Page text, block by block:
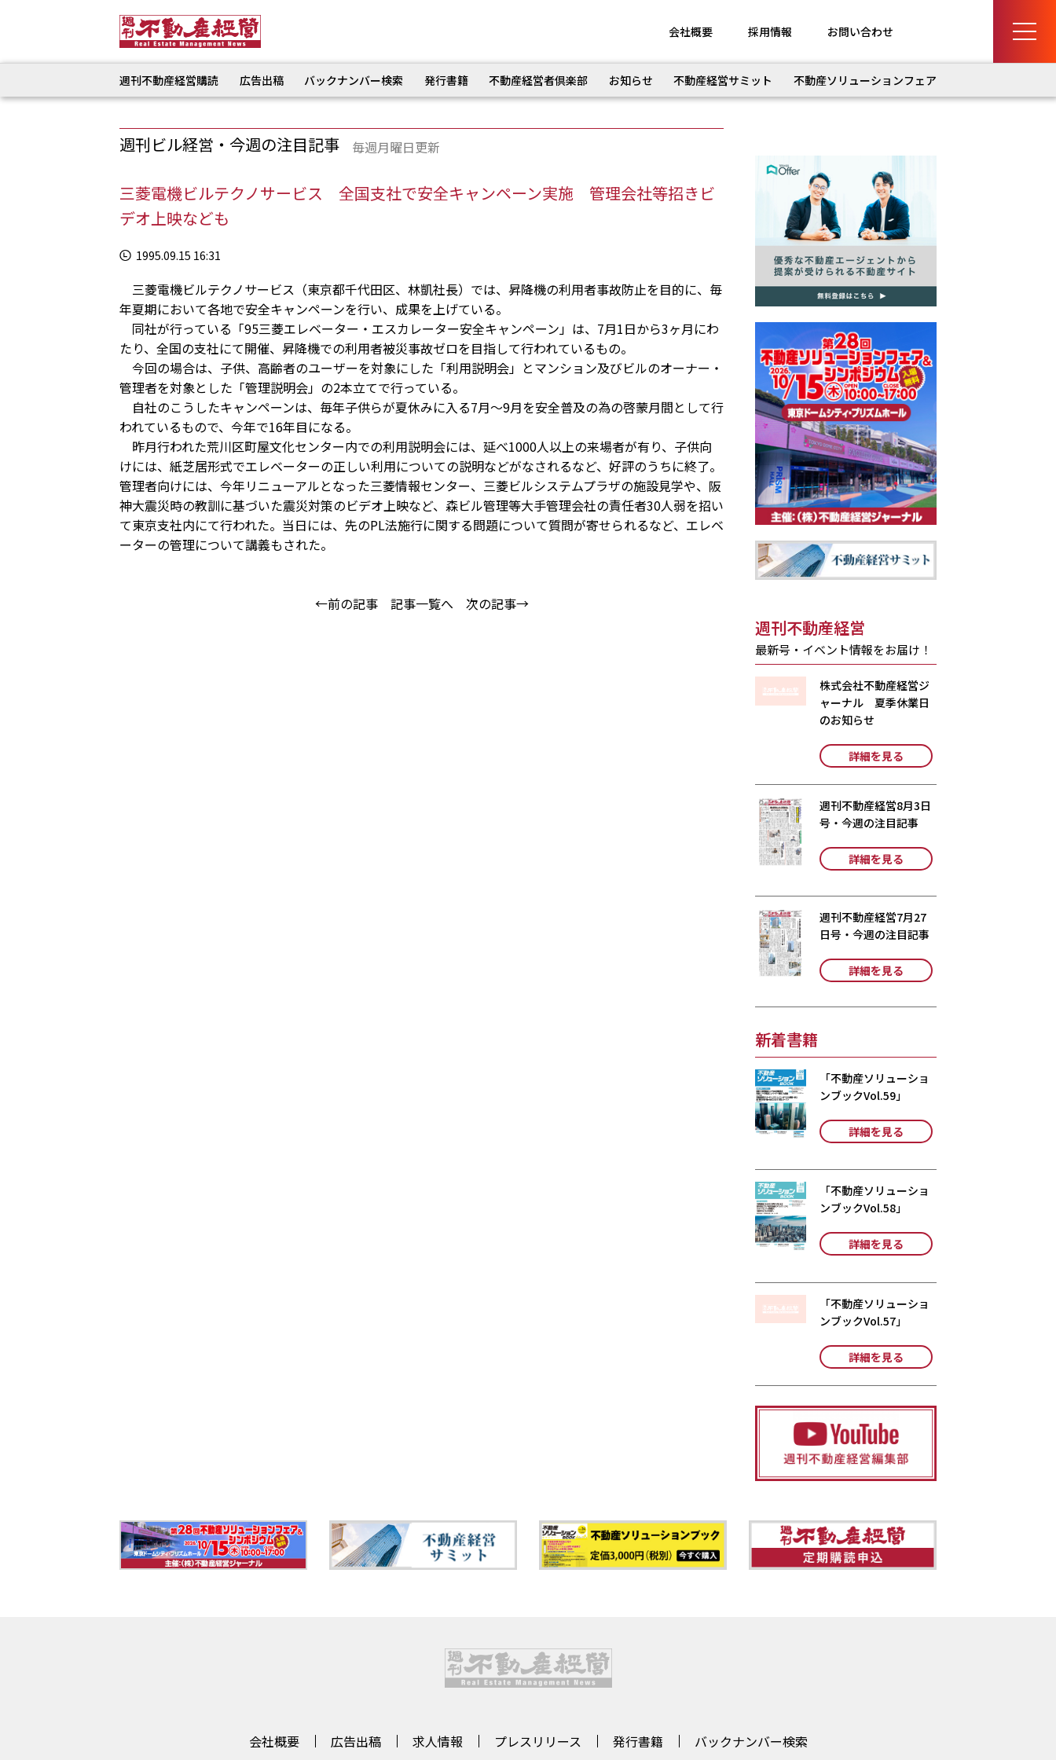
会社概要 採用情報 お問い合わせ
週刊不動産経営購読 広告出稿 バックナンバー検索 発行書籍 不動産経営者倶楽部 お知らせ 不動産経営サミット 不動産ソリューションフェア
週刊ビル経営・今週の注目記事 毎週月曜日更新
三菱電機ビルテクノサービス 全国支社で安全キャンペーン実施 管理会社等招きビ
デオ上映なども
1995.09.15 16:31
三菱電機ビルテクノサービス（東京都千代田区、林凱社長）では、昇降機の利用者事故防止を目的に、毎
年夏期において各地で安全キャンペーンを行い、成果を上げている。
同社が行っている「95三菱エレベーター・エスカレーター安全キャンペーン」は、7月1日から3ヶ月にわ
たり、全国の支社にて開催、昇降機での利用者被災事故ゼロを目指して行われているもの。
今回の場合は、子供、高齢者のユーザーを対象にした「利用説明会」とマンション及びビルのオーナー・
管理者を対象とした「管理説明会」の2本立てで行っている。
自社のこうしたキャンペーンは、毎年子供らが夏休みに入る7月～9月を安全普及の為の啓蒙月間として行
われているもので、今年で16年目になる。
昨月行われた荒川区町屋文化センター内での利用説明会には、延べ1000人以上の来場者が有り、子供向
けには、紙芝居形式でエレベーターの正しい利用についての説明などがなされるなど、好評のうちに終了。
管理者向けには、今年リニューアルとなった三菱情報センター、三菱ビルシステムプラザの施設見学や、阪
神大震災時の教訓に基づいた震災対策のビデオ上映など、森ビル管理等大手管理会社の責任者30人弱を招い
て東京支社内にて行われた。当日には、先のPL法施行に関する問題について質問が寄せられるなど、エレベ
ーターの管理について講義もされた。
←前の記事 記事一覧へ 次の記事→
週刊不動産経営
最新号・イベント情報をお届け！
株式会社不動産経営ジ
ャーナル 夏季休業日
のお知らせ
詳細を見る
週刊不動産経営8月3日
号・今週の注目記事
詳細を見る
週刊不動産経営7月27
日号・今週の注目記事
詳細を見る
新着書籍
「不動産ソリューショ
ンブックVol.59」
詳細を見る
「不動産ソリューショ
ンブックVol.58」
詳細を見る
「不動産ソリューショ
ンブックVol.57」
詳細を見る
会社概要 広告出稿 求人情報 プレスリリース 発行書籍 バックナンバー検索